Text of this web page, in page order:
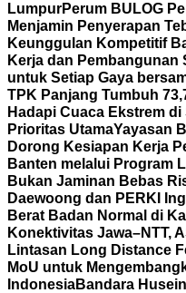
LumpurPerum BULOG
Menjamin Penyerapan
Keunggulan Kompetitif
Kerja dan Pembangunan
untuk Setiap Gaya
TPK Panjang Tumbuh
Hadapi Cuaca Ekstrem
Prioritas UtamaYayasan
Dorong Kesiapan Kerja
Banten melalui Program
Bukan Jaminan Bebas
Daewoong dan PERKI
Berat Badan Normal di
Konektivitas Jawa–NTT,
Lintasan Long Distance
MoU untuk
IndonesiaBandara